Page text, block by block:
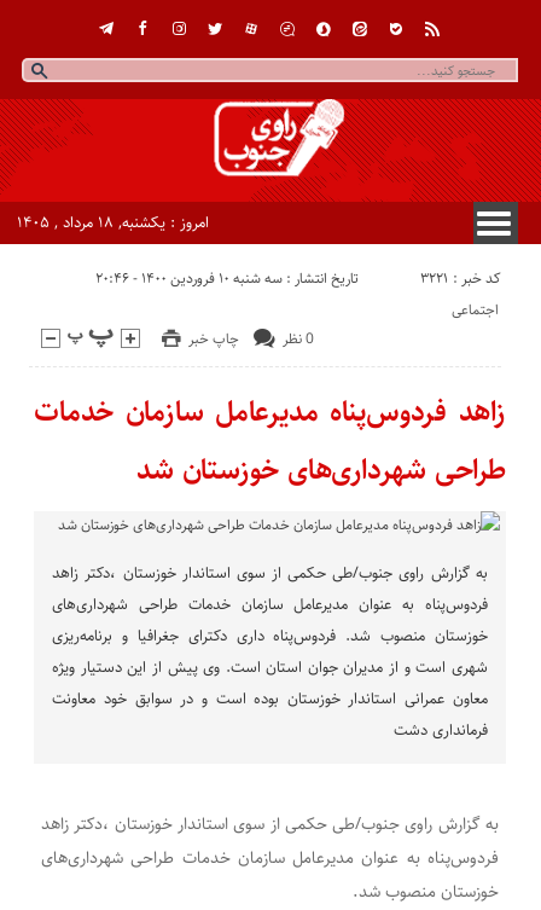
امروز : یکشنبه, ۱۸ مرداد , ۱۴۰۵
کد خبر : 3221 تاریخ انتشار : سه شنبه ۱۰ فروردین ۱۴۰۰ - ۲۰:۴۶
چاپ خبر 0 نظر
اجتماعی
زاهد فردوس‌پناه مدیرعامل سازمان خدمات
طراحی شهرداری‌های خوزستان شد
به گزارش راوی جنوب/طی حکمی از سوی استاندار خوزستان ،دکتر زاهد
فردوس‌پناه به عنوان مدیرعامل سازمان خدمات طراحی‌ شهرداری‌های
خوزستان منصوب شد. فردوس‌پناه داری دکترای جغرافیا و برنامه‌ریزی
شهری است و از مدیران جوان استان است. وی پیش از این دستیار ویژه
معاون عمرانی استاندار خوزستان بوده است و در سوابق خود معاونت
فرمانداری دشت
به گزارش راوی جنوب/طی حکمی از سوی استاندار خوزستان ،دکتر زاهد
فردوس‌پناه به عنوان مدیرعامل سازمان خدمات طراحی‌ شهرداری‌های
خوزستان منصوب شد.